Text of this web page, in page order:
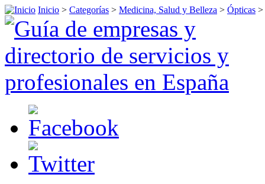
Inicio > Categorías > Medicina, Salud y Belleza > Ópticas >